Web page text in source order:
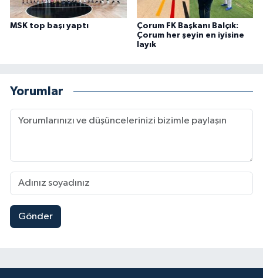
MSK top başı yaptı
Çorum FK Başkanı Balçık:
Çorum her şeyin en iyisine
layık
Yorumlar
Gönder